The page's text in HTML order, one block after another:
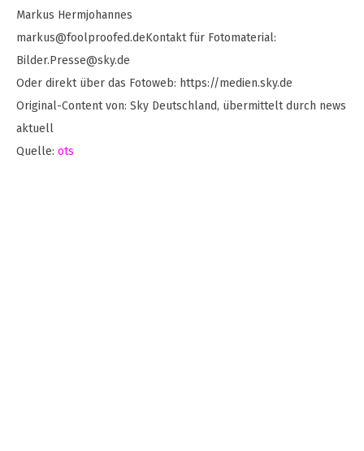
Markus Hermjohannes
markus@foolproofed.deKontaktfür Fotomaterial:
Bilder.Presse@sky.de
Oder direkt über das Fotoweb: https://medien.sky.de
Original-Content von: Sky Deutschland, übermittelt durch news
aktuell
Quelle: ots